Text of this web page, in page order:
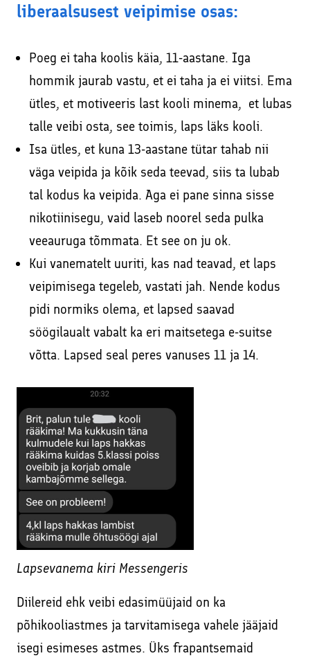
liberaalsusest veipimise osas:
Poeg ei taha koolis käia, 11-aastane. Iga
hommik jaurab vastu, et ei taha ja ei viitsi. Ema
ütles, et motiveeris last kooli minema, et lubas
talle veibi osta, see toimis, laps läks kooli.
Isa ütles, et kuna 13-aastane tütar tahab nii
väga veipida ja kõik seda teevad, siis ta lubab
tal kodus ka veipida. Aga ei pane sinna sisse
nikotiinisegu, vaid laseb noorel seda pulka
veeauruga tõmmata. Et see on ju ok.
Kui vanematelt uuriti, kas nad teavad, et laps
veipimisega tegeleb, vastati jah. Nende kodus
pidi normiks olema, et lapsed saavad
söögilaualt vabalt ka eri maitsetega e-suitse
võtta. Lapsed seal peres vanuses 11 ja 14.
Lapsevanema kiri Messengeris
Diilereid ehk veibi edasimüüjaid on ka
põhikooliastmes ja tarvitamisega vahele jääjaid
isegi esimeses astmes. Üks frapantsemaid